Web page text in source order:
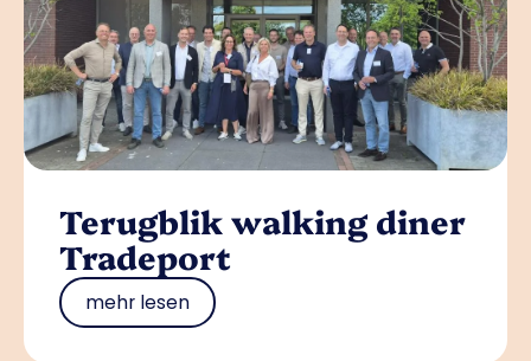
Terugblik walking diner
Tradeport
mehr lesen